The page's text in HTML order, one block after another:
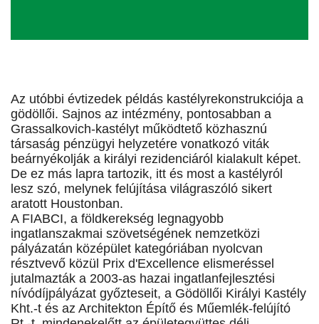
Az utóbbi évtizedek példás kastélyrekonstrukciója a
gödöllői. Sajnos az intézmény, pontosabban a
Grassalkovich-kastélyt működtető közhasznú
társaság pénzügyi helyzetére vonatkozó viták
beárnyékolják a királyi rezidenciáról kialakult képet.
De ez más lapra tartozik, itt és most a kastélyról
lesz szó, melynek felújítása világraszóló sikert
aratott Houstonban.
A FIABCI, a földkerekség legnagyobb
ingatlanszakmai szövetségének nemzetközi
pályázatán középület kategóriában nyolcvan
résztvevő közül Prix d'Excellence elismeréssel
jutalmazták a 2003-as hazai ingatlanfejlesztési
nívódíjpályázat győzteseit, a Gödöllői Királyi Kastély
Kht.-t és az Architekton Építő és Műemlék-felújító